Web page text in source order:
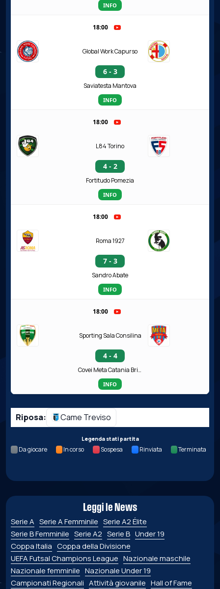
INFO
18:00
Global Work Capurso
6 - 3
Saviatesta Mantova
INFO
18:00
L84 Torino
4 - 2
Fortitudo Pomezia
INFO
18:00
Roma 1927
7 - 3
Sandro Abate
INFO
18:00
Sporting Sala Consilina
4 - 4
Covei Meta Catania Bricocity
INFO
Riposa: Came Treviso
Legenda stati partita
Da giocare In corso Sospesa Rinviata Terminata
Leggi le News
Serie A Serie A Femminile Serie A2 Élite
Serie B Femminile Serie A2 Serie B Under 19
Coppa Italia Coppa della Divisione
UEFA Futsal Champions League Nazionale maschile
Nazionale femminile Nazionale Under 19
Campionati Regionali Attività giovanile Hall of Fame